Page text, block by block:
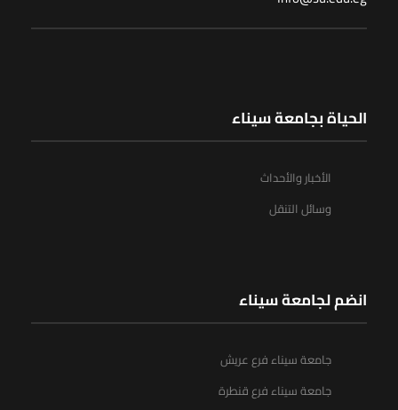
الحياة بجامعة سيناء
الأخبار والأحداث
وسائل التنقل
انضم لجامعة سيناء
جامعة سيناء فرع عريش
جامعة سيناء فرع قنطرة